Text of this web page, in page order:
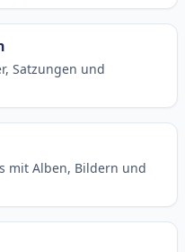
Satzungen und
mit Alben, Bildern und